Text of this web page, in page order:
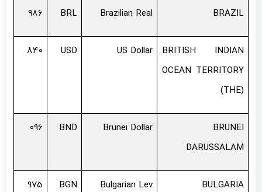
BRAZIL
Brazilian Real
BRL
986
BRITISH INDIAN
OCEAN TERRITORY
(THE)
US Dollar
USD
840
BRUNEI
DARUSSALAM
Brunei Dollar
BND
096
BULGARIA
Bulgarian Lev
BGN
975